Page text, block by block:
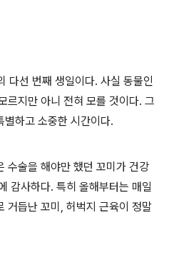
다선 번째 생일이다. 사실 동물인
르지만 아니 전혀 모를 것이다. 그
별하고 소중한 시간이다.
수술을 해야만 했던 꼬미가 건강
감사하다. 특히 올해부터는 매일
거듭난 꼬미, 허벅지 근육이 정말